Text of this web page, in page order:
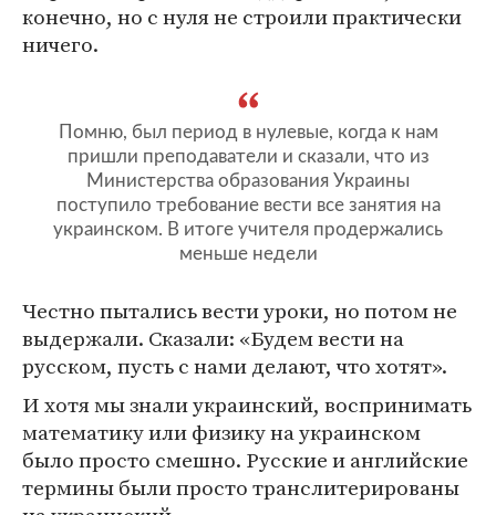
конечно, но с нуля не строили практически
ничего.
Помню, был период в нулевые, когда к нам
пришли преподаватели и сказали, что из
Министерства образования Украины
поступило требование вести все занятия на
украинском. В итоге учителя продержались
меньше недели
Честно пытались вести уроки, но потом не
выдержали. Сказали: «Будем вести на
русском, пусть с нами делают, что хотят».
И хотя мы знали украинский, воспринимать
математику или физику на украинском
было просто смешно. Русские и английские
термины были просто транслитерированы